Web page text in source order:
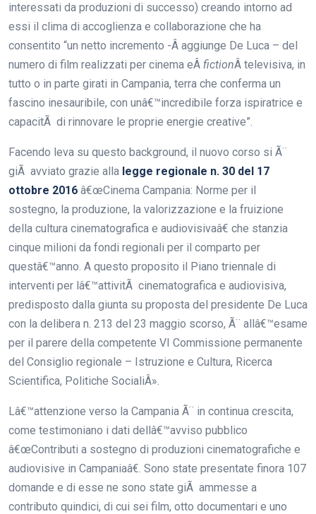
interessati da produzioni di successo) creando intorno ad
essi il clima di accoglienza e collaborazione che ha
consentito “un netto incremento -Â aggiunge De Luca – del
numero di film realizzati per cinema eÂ fictionÂ televisiva, in
tutto o in parte girati in Campania, terra che conferma un
fascino inesauribile, con unâ€™incredibile forza ispiratrice e
capacitÃ di rinnovare le proprie energie creative”.
Facendo leva su questo background, il nuovo corso si Ã¨
giÃ avviato grazie alla legge regionale n. 30 del 17
ottobre 2016 â€œCinema Campania: Norme per il
sostegno, la produzione, la valorizzazione e la fruizione
della cultura cinematografica e audiovisivaâ€ che stanzia
cinque milioni da fondi regionali per il comparto per
questâ€™anno. A questo proposito il Piano triennale di
interventi per lâ€™attivitÃ cinematografica e audiovisiva,
predisposto dalla giunta su proposta del presidente De Luca
con la delibera n. 213 del 23 maggio scorso, Ã¨ allâ€™esame
per il parere della competente VI Commissione permanente
del Consiglio regionale – Istruzione e Cultura, Ricerca
Scientifica, Politiche SocialiÂ».
Lâ€™attenzione verso la Campania Ã¨ in continua crescita,
come testimoniano i dati dellâ€™avviso pubblico
â€œContributi a sostegno di produzioni cinematografiche e
audiovisive in Campaniaâ€. Sono state presentate finora 107
domande e di esse ne sono state giÃ ammesse a
contributo quindici, di cui sei film, otto documentari e uno